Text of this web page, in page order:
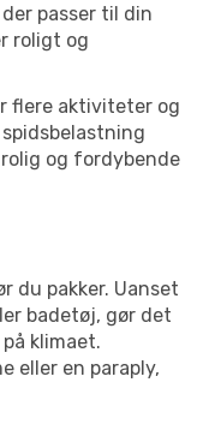
passer til din
roligt og
flere aktiviteter og
og fordybende
du pakker. Uanset
badetøj, gør det
klimaet.
eller en paraply,